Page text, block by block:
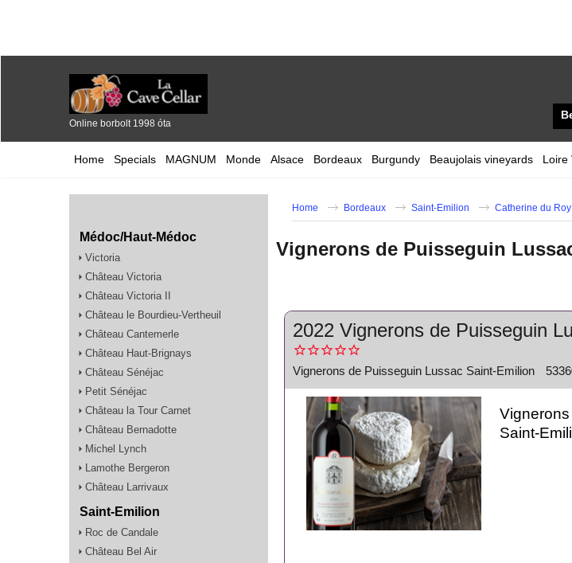
Online borbolt 1998 óta
Home Specials MAGNUM Monde Alsace Bordeaux Burgundy Beaujolais vineyards Loire
Médoc/Haut-Médoc
Victoria
Château Victoria
Château Victoria II
Château le Bourdieu-Vertheuil
Château Cantemerle
Château Haut-Brignays
Château Sénéjac
Petit Sénéjac
Château la Tour Carnet
Château Bernadotte
Michel Lynch
Lamothe Bergeron
Château Larrivaux
Saint-Emilion
Roc de Candale
Château Bel Air
Home Bordeaux Saint-Emilion Catherine du Roy
Vignerons de Puisseguin
2022 Vignerons de Puisseguin
Vignerons de Puisseguin Lussac Saint-Emilion
Saint-